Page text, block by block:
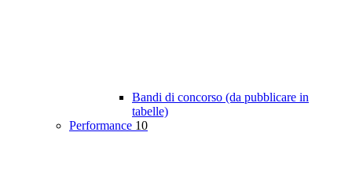
Bandi di concorso (da pubblicare in
tabelle)
Performance 10